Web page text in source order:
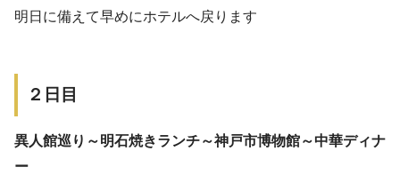
明日に備えて早めにホテルへ戻ります
２日目
異人館巡り～明石焼きランチ～神戸市博物館～中華ディナ
ー